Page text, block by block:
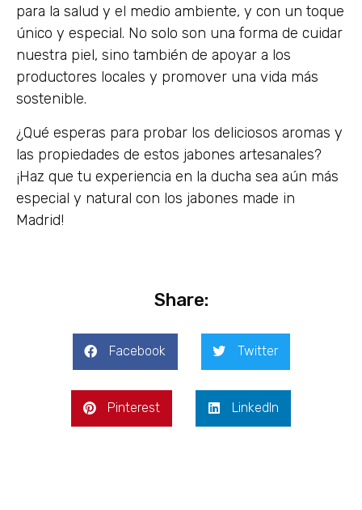
para la salud y el medio ambiente, y con un toque
único y especial. No solo son una forma de cuidar
nuestra piel, sino también de apoyar a los
productores locales y promover una vida más
sostenible.
¿Qué esperas para probar los deliciosos aromas y
las propiedades de estos jabones artesanales?
¡Haz que tu experiencia en la ducha sea aún más
especial y natural con los jabones made in
Madrid!
Share:
Facebook Twitter
Pinterest LinkedIn